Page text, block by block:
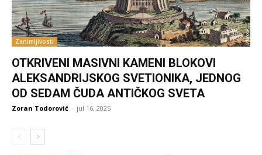
Zanimljivosti
OTKRIVENI MASIVNI KAMENI BLOKOVI
ALEKSANDRIJSKOG SVETIONIKA, JEDNOG
OD SEDAM ČUDA ANTIČKOG SVETA
Zoran Todorović - jul 16, 2025